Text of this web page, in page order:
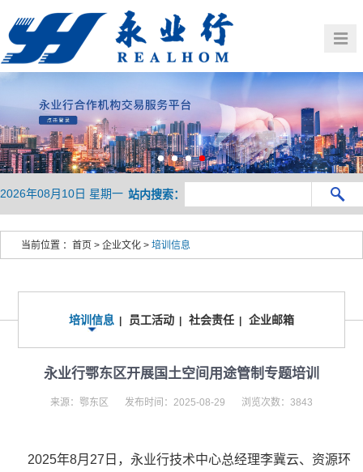
HOME
公司概况
OVERVIEW
党建群团 业务介绍
BUSINESS
新闻中心
NEWS
行业观察
PRESENTATION
人力资源
HR
企业文化
联系我们
2026年08月10日 星期一 站内搜索：
当前位置 ： 首页 > 企业文化 > 培训信息
培训信息 员工活动 社会责任 企业邮箱
永业行鄂东区开展国土空间用途管制专题培训
来源：鄂东区 发布时间：2025-08-29 浏览次数：3843
2025年8月27日，永业行技术中心总经理李冀云、资源环